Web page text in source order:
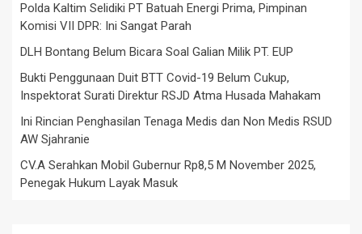
Polda Kaltim Selidiki PT Batuah Energi Prima, Pimpinan
Komisi VII DPR: Ini Sangat Parah
DLH Bontang Belum Bicara Soal Galian Milik PT. EUP
Bukti Penggunaan Duit BTT Covid-19 Belum Cukup,
Inspektorat Surati Direktur RSJD Atma Husada Mahakam
Ini Rincian Penghasilan Tenaga Medis dan Non Medis RSUD
AW Sjahranie
CV.A Serahkan Mobil Gubernur Rp8,5 M November 2025,
Penegak Hukum Layak Masuk